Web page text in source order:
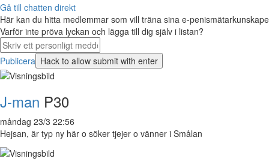
Gå till chatten direkt
Här kan du hitta medlemmar som vill träna sina e-
Varför inte pröva lyckan och lägga till dig själv i listan?
Publicera
J-man P30
måndag 23/3 22:56
Hejsan, är typ ny här o söker tjejer o vänner i Smålan